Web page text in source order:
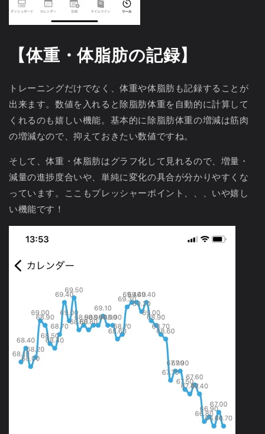
【体重・体脂肪の記録】
トレーニングだけでなく、体重や体脂肪も記録することが
出来ます。数値を入れると除脂肪体重を自動的に計算して
くれるのも嬉しい機能。基本的に除脂肪体重の増減は筋肉
の増減なので、抑えておきたい数値ですね。
そして、体重・体脂肪はグラフ化して見れるので、増量・
減量の進捗度合いや、単純に変化の具合が分かりやすくな
っています。ここもプレッシャーポイント、、、いや嬉し
い機能です！